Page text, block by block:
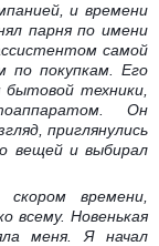
и времени
парня по имени
самой
покупкам. Его
бытовой техники,
Он
приглянулись
вещей и выбирал
времени,
всему. Новенькая
меня. Я начал